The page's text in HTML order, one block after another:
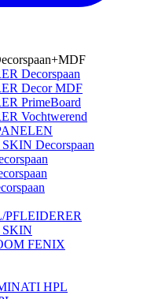
Decorspaan
Decor MDF
PrimeBoard
Vochtwerend
Decorspaan
PFLEIDERER
SKIN
FENIX
HPL